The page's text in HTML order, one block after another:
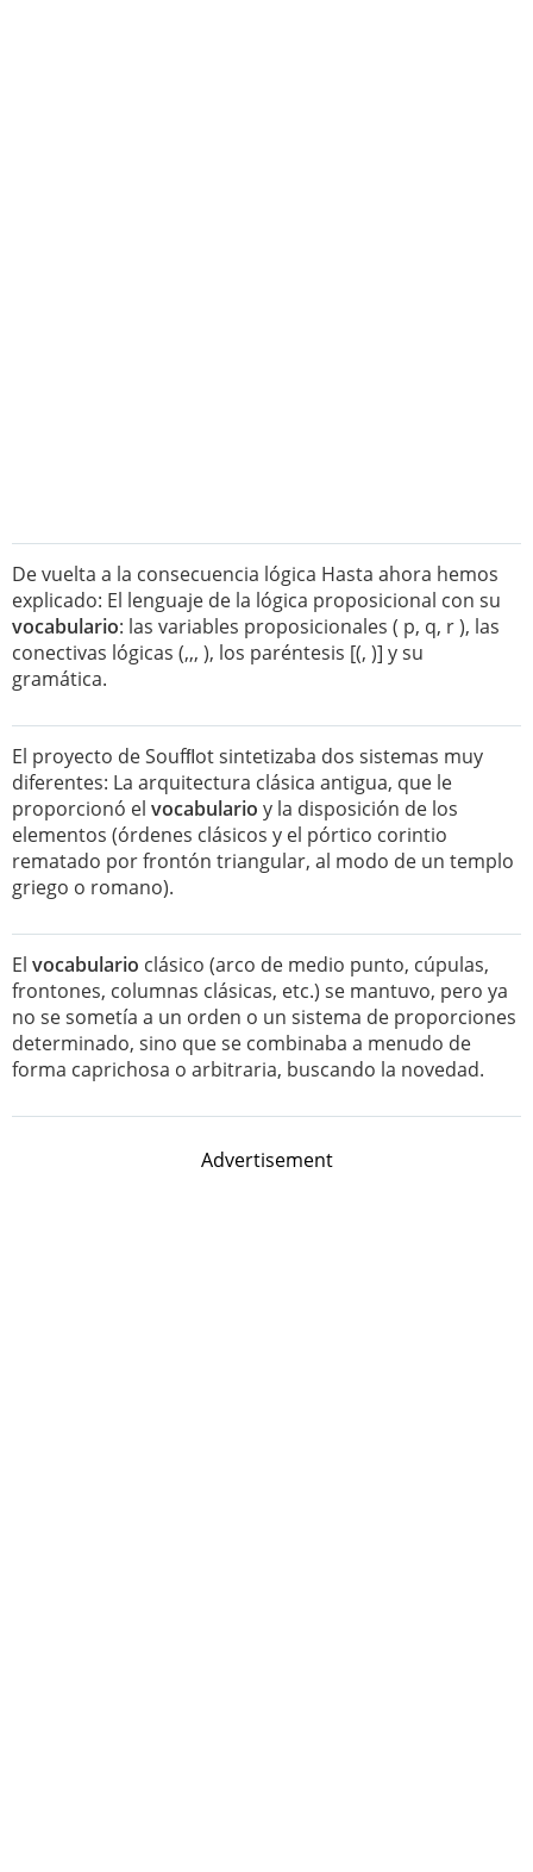
De vuelta a la consecuencia lógica Hasta ahora hemos
explicado: El lenguaje de la lógica proposicional con su
vocabulario: las variables proposicionales ( p, q, r ), las
conectivas lógicas (,,, ), los paréntesis [(, )] y su
gramática.
El proyecto de Soufﬂot sintetizaba dos sistemas muy
diferentes: La arquitectura clásica antigua, que le
proporcionó el vocabulario y la disposición de los
elementos (órdenes clásicos y el pórtico corintio
rematado por frontón triangular, al modo de un templo
griego o romano).
El vocabulario clásico (arco de medio punto, cúpulas,
frontones, columnas clásicas, etc.) se mantuvo, pero ya
no se sometía a un orden o un sistema de proporciones
determinado, sino que se combinaba a menudo de
forma caprichosa o arbitraria, buscando la novedad.
Advertisement